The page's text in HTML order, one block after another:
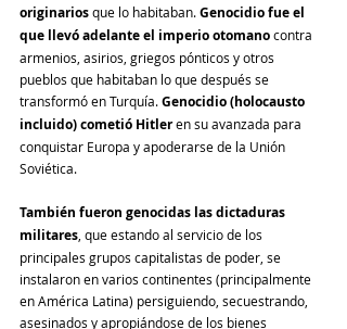
originarios que lo habitaban. Genocidio fue el
que llevó adelante el imperio otomano contra
armenios, asirios, griegos pónticos y otros
pueblos que habitaban lo que después se
transformó en Turquía. Genocidio (holocausto
incluido) cometió Hitler en su avanzada para
conquistar Europa y apoderarse de la Unión
Soviética.
También fueron genocidas las dictaduras
militares , que estando al servicio de los
principales grupos capitalistas de poder, se
instalaron en varios continentes (principalmente
en América Latina) persiguiendo, secuestrando,
asesinados y apropiándose de los bienes